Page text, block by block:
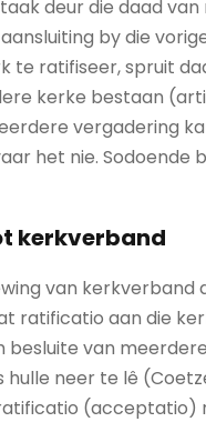
deur die daad
by die
te ratifiseer, spruit
kerke bestaan
vergadering
het nie. Sodoende
kerkverband
van kerkverband
ratificatio aan die
van
neer te lê
(acceptatio)